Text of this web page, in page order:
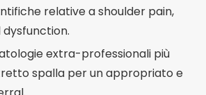
relative a shoulder pain,
extra-professionali più
spalla per un appropriato e